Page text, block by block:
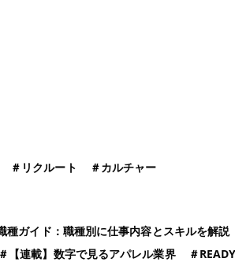
＃ リクルート ＃カルチャー
種ガイド：職種別に仕事内容とスキルを解説
＃ 【連載】数字で見るアパレル業界 ＃